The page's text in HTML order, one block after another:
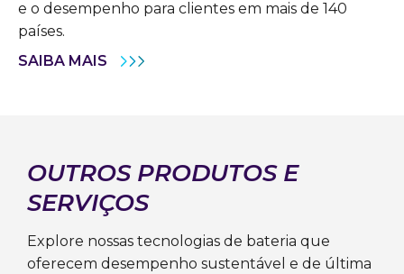
e o desempenho para clientes em mais de 140
países.
SAIBA MAIS
OUTROS PRODUTOS E
SERVIÇOS
Explore nossas tecnologias de bateria que
oferecem desempenho sustentável e de última